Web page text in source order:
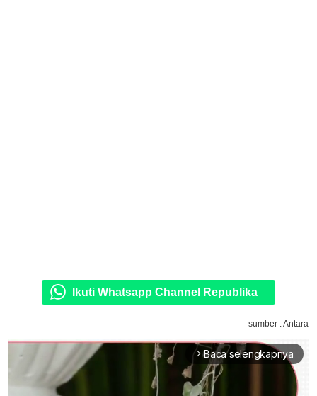
Ikuti Whatsapp Channel Republika
sumber : Antara
arrow_forward_ios Baca selengkapnya